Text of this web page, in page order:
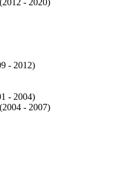
- 2020)
- 2012)
- 2004)
- 2007)